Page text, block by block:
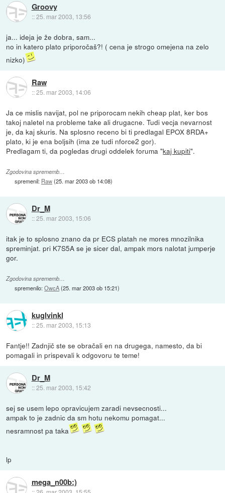
Groovy
::25. mar 2003, 13:56
ja... ideja je že dobra, sam...
no in katero plato priporočaš?! ( cena je strogo omejena na zelo
nizko)
Raw
::25. mar 2003, 14:06
Ja ce mislis navijat, pol ne priporocam nekih cheap plat, ker bos
takoj naletel na probleme take ali drugacne. Tudi vecja nevarnost
je, da kaj skuris. Na splosno receno bi ti predlagal EPOX 8RDA+
plato, ki je ena boljsih (ima ze tudi nforce2 gor).
Predlagam ti, da pogledas drugi oddelek foruma "kaj kupiti".
Zgodovina sprememb…
spremenil: Raw(25. mar 2003 ob 14:08)
Dr_M
::25. mar 2003, 15:06
itak je to splosno znano da pr ECS platah ne mores mnozilnika
spreminjat. pri K7S5A se je sicer dal, ampak mors nalotat jumperje
gor.
Zgodovina sprememb…
spremenilo:OwcA(25. mar 2003 ob 15:21)
kuglvinkl
::25. mar 2003, 15:13
Fantje!! Zadnjič ste se obračali en na drugega, namesto, da bi
pomagali in prispevali k odgovoru te teme!
Dr_M
::25. mar 2003, 15:42
sej se usem lepo opravicujem zaradi nevsecnosti...
ampak to je zadnic da sm hotu nekomu pomagat...
nesramnost pa taka
lp
mega_n00b:)